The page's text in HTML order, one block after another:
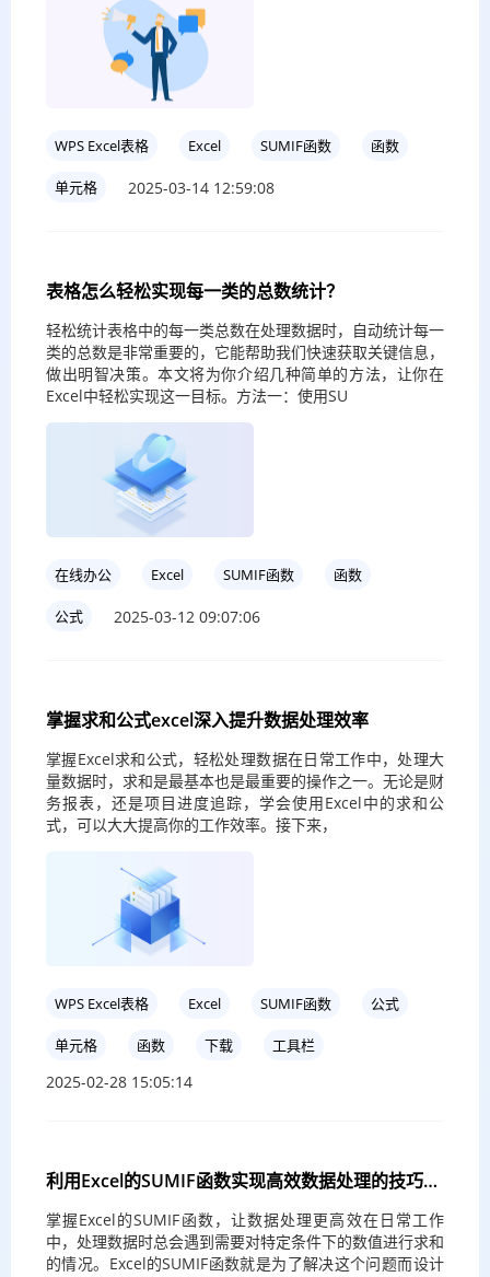
WPS Excel表格 Excel SUMIF函数 函数
单元格 2025-03-14 12:59:08
表格怎么轻松实现每一类的总数统计？
轻松统计表格中的每一类总数在处理数据时，自动统计每一
类的总数是非常重要的，它能帮助我们快速获取关键信息，
做出明智决策。本文将为你介绍几种简单的方法，让你在
Excel中轻松实现这一目标。方法一：使用SU
在线办公 Excel SUMIF函数 函数
公式 2025-03-12 09:07:06
掌握求和公式excel深入提升数据处理效率
掌握Excel求和公式，轻松处理数据在日常工作中，处理大
量数据时，求和是最基本也是最重要的操作之一。无论是财
务报表，还是项目进度追踪，学会使用Excel中的求和公
式，可以大大提高你的工作效率。接下来，
WPS Excel表格 Excel SUMIF函数 公式
单元格 函数 下载 工具栏
2025-02-28 15:05:14
利用Excel的SUMIF函数实现高效数据处理的技巧与
掌握Excel的SUMIF函数，让数据处理更高效在日常工作
中，处理数据时总会遇到需要对特定条件下的数值进行求和
的情况。Excel的SUMIF函数就是为了解决这个问题而设计